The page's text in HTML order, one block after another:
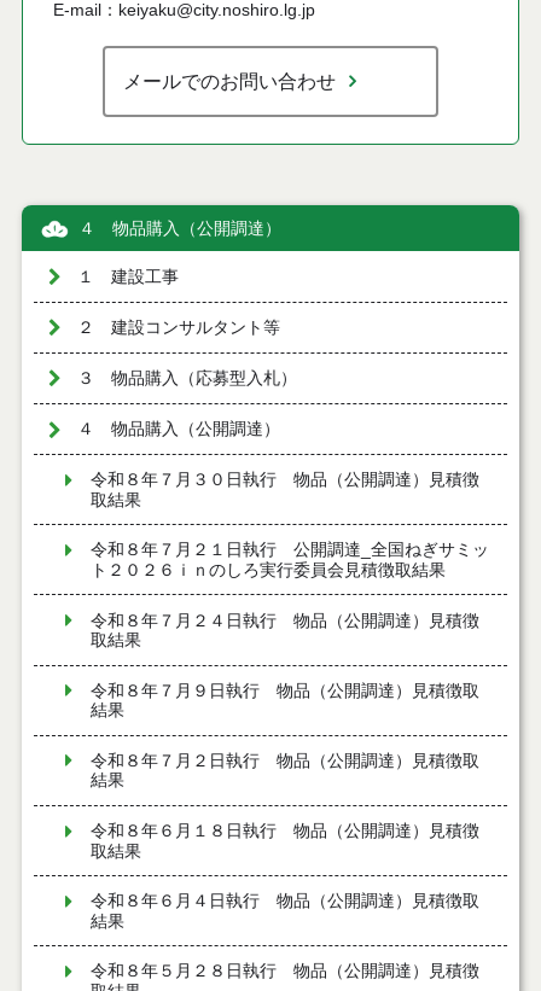
E-mail：keiyaku@city.noshiro.lg.jp
メールでのお問い合わせ
４ 物品購入（公開調達）
１ 建設工事
２ 建設コンサルタント等
３ 物品購入（応募型入札）
４ 物品購入（公開調達）
令和８年７月３０日執行 物品（公開調達）見積徴
取結果
令和８年７月２１日執行 公開調達_全国ねぎサミッ
ト２０２６ｉｎのしろ実行委員会見積徴取結果
令和８年７月２４日執行 物品（公開調達）見積徴
取結果
令和８年７月９日執行 物品（公開調達）見積徴取
結果
令和８年７月２日執行 物品（公開調達）見積徴取
結果
令和８年６月１８日執行 物品（公開調達）見積徴
取結果
令和８年６月４日執行 物品（公開調達）見積徴取
結果
令和８年５月２８日執行 物品（公開調達）見積徴